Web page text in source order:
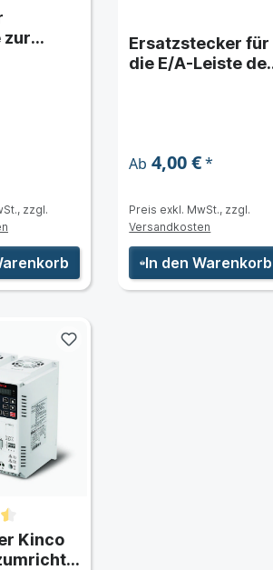
zur
zzgl.
Ersatzstecker für
die E/A-Leiste
Ab 4,00 €*
Preis exkl. MwSt., zzgl.
Versandkosten
In den Warenkorb
Kinco